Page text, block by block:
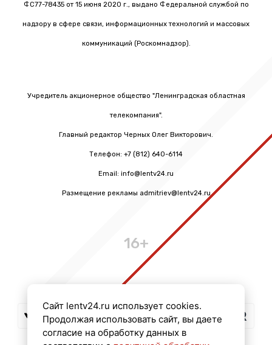
ФС77-78435 от 15 июня 2020 г., выдано Федеральной службой по
надзору в сфере связи, информационных технологий и массовых
коммуникаций (Роскомнадзор).
Учредитель акционерное общество "Ленинградская областная
телекомпания".
Главный редактор Черных Олег Викторович.
Телефон: +7 (812) 640-6114
Email: info@lentv24.ru
Размещение рекламы admitriev@lentv24.ru
16+
Сайт lentv24.ru использует cookies.
Продолжая использовать сайт, вы даете
согласие на обработку данных в